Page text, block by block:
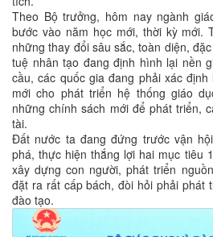
Theo Bộ trưởng, hôm nay ngành
bước vào năm học mới, thời kỳ mới.
những thay đổi sâu sắc, toàn diện,
tuệ nhân tạo đang định hình lại nền
cầu, các quốc gia đang phải xác
mới cho phát triển hệ thống giáo
những chính sách mới để phát triển,
tài.
Đất nước ta đang đứng trước vận
phá, thực hiện thắng lợi hai mục tiêu
xây dựng con người, phát triển
đặt ra rất cấp bách, đòi hỏi phải phát
đào tạo.